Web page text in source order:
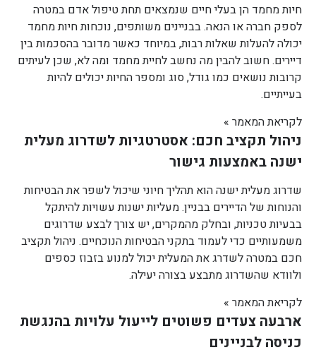
חיות מחמד הן בעלי חיים שנמצאים תחת טיפול אדם במטרה
לספק חברה או הנאה. בבניינים משותפים, נוכחות חיות מחמד
יכולה להעלות שאלות רבות, במיוחד כאשר מדובר בהסכמות בין
דיירים. חשוב להבין מה נחשב לחיית מחמד ומה לא, שכן לעיתים
קרובות נושאים כמו גודל, סוג ומספר החיות יכולים להיות
בעייתיים.
לקריאת המאמר »
ניהול תקציב חכם: אסטרטגיות לשדרוג מעלית
ישנה באמצעות גישור
שדרוג מעלית ישנה הוא תהליך חיוני שיכול לשפר את הבטיחות
והנוחות של הדיירים בבניין. מעליות ישנות עשויות להיתקל
בבעיות טכניות, ובחלק מהמקרים, יש צורך לבצע שדרוגים
משמעותיים כדי לעמוד בתקני הבטיחות הנוכחיים. ניהול תקציב
חכם במטרה לשדרג את המעלית יכול למנוע בזבוז כספים
ולוודא שהשדרוג מתבצע בצורה יעילה.
לקריאת המאמר »
ארבעה צעדים פשוטים לייעול עלויות בהנגשת
כניסה לבניינים